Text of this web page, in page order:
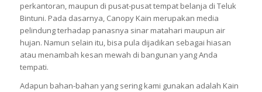
perkantoran, maupun di pusat-pusat tempat belanja di Teluk
Bintuni. Pada dasarnya, Canopy Kain merupakan media
pelindung terhadap panasnya sinar matahari maupun air
hujan. Namun selain itu, bisa pula dijadikan sebagai hiasan
atau menambah kesan mewah di bangunan yang Anda
tempati.
Adapun bahan-bahan yang sering kami gunakan adalah Kain